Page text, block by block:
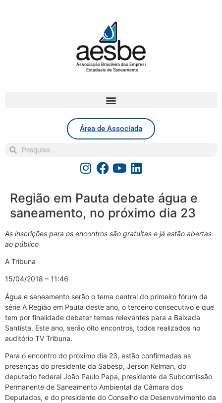
Associação Brasileira das Empresas
Estaduais de Saneamento
Área de Associada
Região em Pauta debate água e
saneamento, no próximo dia 23
As inscrições para os encontros são gratuitas e já estão abertas
ao público
A Tribuna
15/04/2018 – 11:46
Água e saneamento serão o tema central do primeiro fórum da
série A Região em Pauta deste ano, o terceiro consecutivo e que
tem por finalidade debater temas relevantes para a Baixada
Santista. Este ano, serão oito encontros, todos realizados no
auditório TV Tribuna.
Para o encontro do próximo dia 23, estão confirmadas as
presenças do presidente da Sabesp, Jerson Kelman, do
deputado federal João Paulo Papa, presidente da Subcomissão
Permanente de Saneamento Ambiental da Câmara dos
Deputados, e do presidente do Conselho de Desenvolvimento da